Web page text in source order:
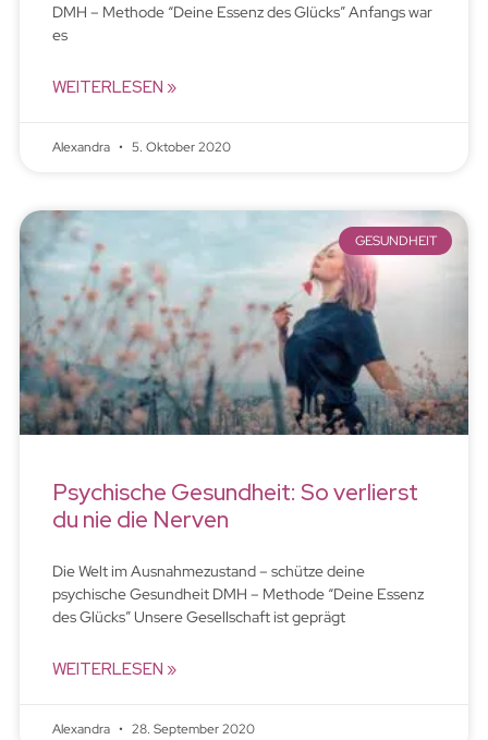
DMH – Methode “Deine Essenz des Glücks” Anfangs war
es
WEITERLESEN »
Alexandra 5. Oktober 2020
GESUNDHEIT
Psychische Gesundheit: So verlierst
du nie die Nerven
Die Welt im Ausnahmezustand – schütze deine
psychische Gesundheit DMH – Methode “Deine Essenz
des Glücks” Unsere Gesellschaft ist geprägt
WEITERLESEN »
Alexandra 28. September 2020